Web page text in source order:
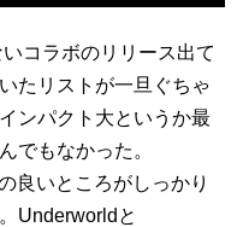
コラボのリリース出て
たリストが一旦ぐちゃ
ンパクト大というか最
でもなかった。
良いところがしっかり
Underworldと